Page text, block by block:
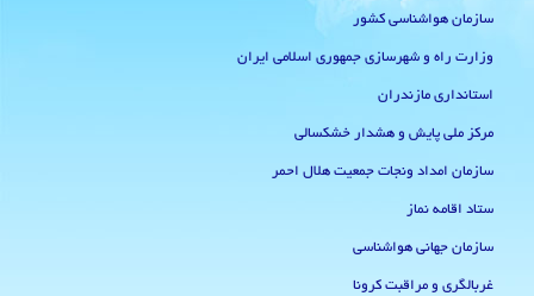
سازمان هواشناسی کشور
وزارت راه و شهرسازی جمهوری اسلامی ایران
استانداری مازندران
مرکز ملی پایش و هشدار خشکسالی
سازمان امداد ونجات جمعیت هلال احمر
ستاد اقامه نماز
سازمان جهانی هواشناسی
غربالگری و مراقبت کرونا